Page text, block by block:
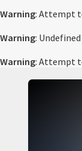
Warning: Attempt
Warning:
Warning: Attempt